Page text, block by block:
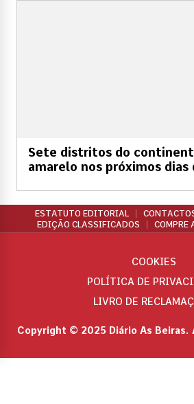
Sete distritos do
amarelo nos próximos dias
ESTATUTO EDITORIAL
EDIÇÃO CLASSIFICADOS
COMPRE
Copyright © 2025 Diário As Beiras.
COOKIES
POLÍTICA DE
LIVRO DE